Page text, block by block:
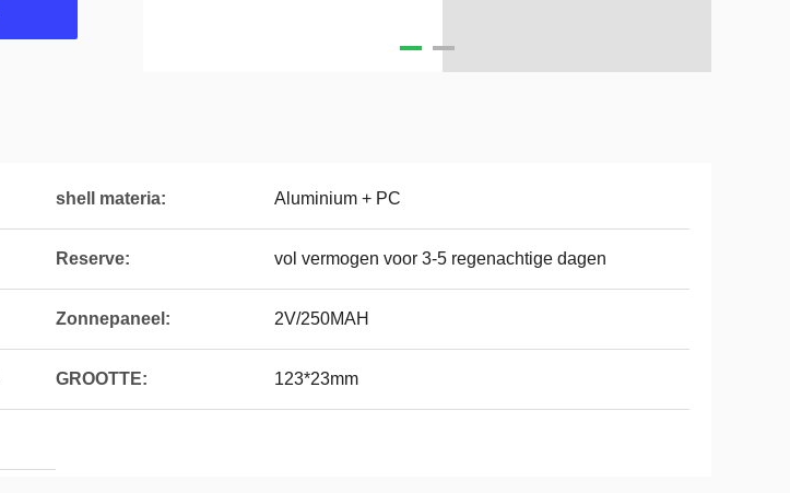
shell materia: Aluminium + PC
Reserve: vol vermogen voor 3-5 regenachtige dagen
Zonnepaneel: 2V/250MAH
GROOTTE: 123*23mm